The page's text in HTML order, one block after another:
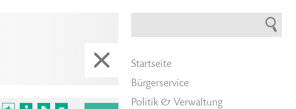
Startseite
Bürgerservice
Politik & Verwaltung